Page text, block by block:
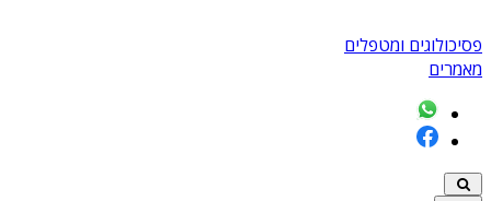
פסיכולוגים ומטפלים
מאמרים